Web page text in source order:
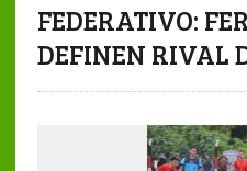
FEDERATIVO:
DEFINEN RIVAL